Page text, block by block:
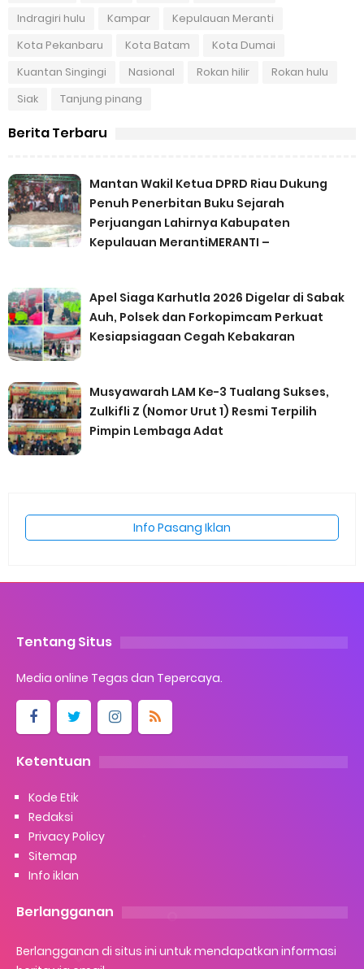
Indragiri hulu
Kampar
Kepulauan Meranti
Kota Pekanbaru
Kota Batam
Kota Dumai
Kuantan Singingi
Nasional Rokan hilir
Rokan hulu
Siak
Tanjung pinang
Berita Terbaru
Mantan Wakil Ketua DPRD Riau Dukung
Penuh Penerbitan Buku Sejarah
Perjuangan Lahirnya Kabupaten
Kepulauan MerantiMERANTI –
Apel Siaga Karhutla 2026 Digelar di Sabak
Auh, Polsek dan Forkopimcam Perkuat
Kesiapsiagaan Cegah Kebakaran
Musyawarah LAM Ke-3 Tualang Sukses,
Zulkifli Z (Nomor Urut 1) Resmi Terpilih
Pimpin Lembaga Adat
Info Pasang Iklan
Tentang Situs
Media online Tegas dan Tepercaya.
Ketentuan
Kode Etik
Redaksi
Privacy Policy
Sitemap
Info iklan
Berlangganan
Berlangganan di situs ini untuk mendapatkan informasi